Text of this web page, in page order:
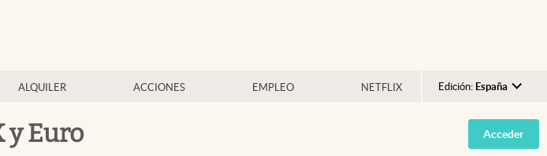
ALQUILER ACCIONES EMPLEO NETFLIX Edición: España
Argentina
España
y Euro Acceder